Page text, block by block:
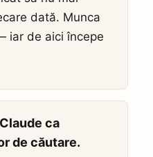
dată. Munca
iar de aici începe
ca
de căutare.